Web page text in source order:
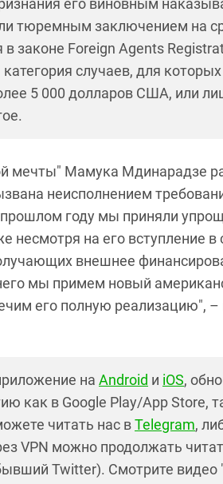
его виновным
тюремным заключением на
в законе Foreign Agents
случаев, для
5 000 долларов США, или
мечты" Мамука Мдинарадзе
неисполнением
году мы приняли
несмотря на его вступление
внешнее
мы примем новый
его полную реализацию", –
на Android и iOS,
как в Google Play/App Store,
читать нас вTelegram,
VPN можно продолжать
Twitter). Смотрите видео